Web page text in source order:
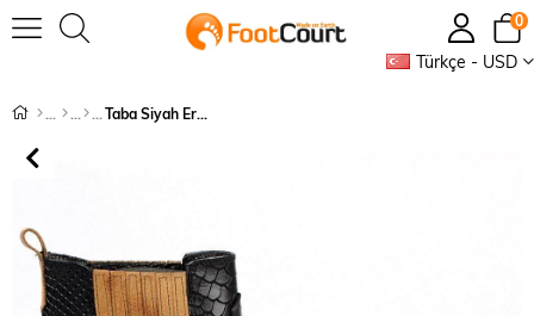
Türkçe - USD
0
Taba Siyah Erkek Kovboy Botu (Gar)